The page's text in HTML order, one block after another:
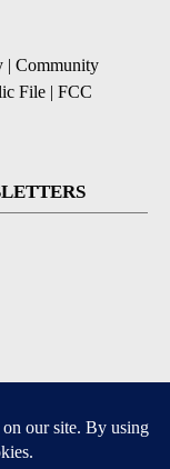
| Community
File | FCC